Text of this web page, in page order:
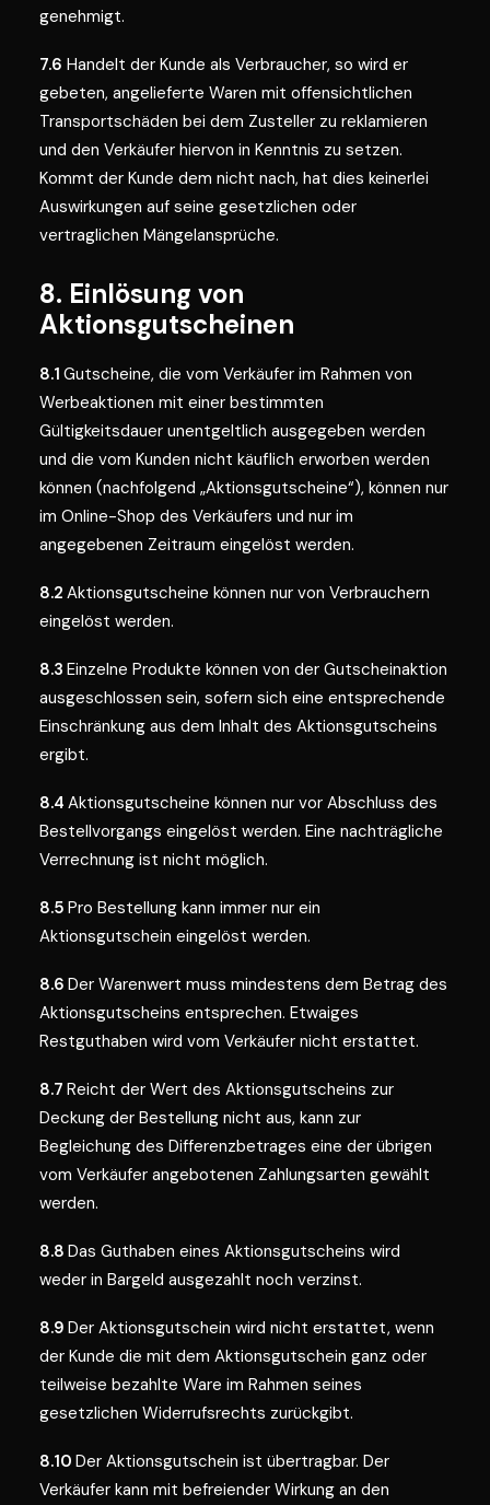
genehmigt.
7.6 Handelt der Kunde als Verbraucher, so wird er
gebeten, angelieferte Waren mit offensichtlichen
Transportschäden bei dem Zusteller zu reklamieren
und den Verkäufer hiervon in Kenntnis zu setzen.
Kommt der Kunde dem nicht nach, hat dies keinerlei
Auswirkungen auf seine gesetzlichen oder
vertraglichen Mängelansprüche.
8. Einlösung von
Aktionsgutscheinen
8.1 Gutscheine, die vom Verkäufer im Rahmen von
Werbeaktionen mit einer bestimmten
Gültigkeitsdauer unentgeltlich ausgegeben werden
und die vom Kunden nicht käuflich erworben werden
können (nachfolgend „Aktionsgutscheine“), können nur
im Online-Shop des Verkäufers und nur im
angegebenen Zeitraum eingelöst werden.
8.2 Aktionsgutscheine können nur von Verbrauchern
eingelöst werden.
8.3 Einzelne Produkte können von der Gutscheinaktion
ausgeschlossen sein, sofern sich eine entsprechende
Einschränkung aus dem Inhalt des Aktionsgutscheins
ergibt.
8.4 Aktionsgutscheine können nur vor Abschluss des
Bestellvorgangs eingelöst werden. Eine nachträgliche
Verrechnung ist nicht möglich.
8.5 Pro Bestellung kann immer nur ein
Aktionsgutschein eingelöst werden.
8.6 Der Warenwert muss mindestens dem Betrag des
Aktionsgutscheins entsprechen. Etwaiges
Restguthaben wird vom Verkäufer nicht erstattet.
8.7 Reicht der Wert des Aktionsgutscheins zur
Deckung der Bestellung nicht aus, kann zur
Begleichung des Differenzbetrages eine der übrigen
vom Verkäufer angebotenen Zahlungsarten gewählt
werden.
8.8 Das Guthaben eines Aktionsgutscheins wird
weder in Bargeld ausgezahlt noch verzinst.
8.9 Der Aktionsgutschein wird nicht erstattet, wenn
der Kunde die mit dem Aktionsgutschein ganz oder
teilweise bezahlte Ware im Rahmen seines
gesetzlichen Widerrufsrechts zurückgibt.
8.10 Der Aktionsgutschein ist übertragbar. Der
Verkäufer kann mit befreiender Wirkung an den